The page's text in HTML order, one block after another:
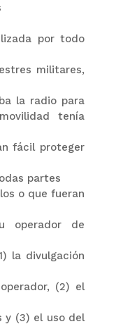
por todo
militares,
la radio para
tenía
fácil proteger
partes
o que fueran
operador de
la divulgación
(2) el
y (3) el uso del